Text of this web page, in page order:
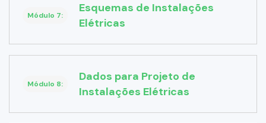
Módulo 7:
Esquemas de Instalações
Elétricas
Módulo 8:
Dados para Projeto de
Instalações Elétricas